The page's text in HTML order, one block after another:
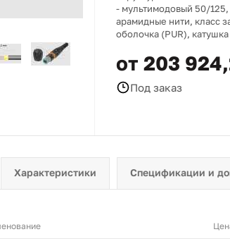
- мультимодовый 50/
арамидные нити, класс
оболочка (PUR),
от 203
Под заказ
Характеристики Спецификации и